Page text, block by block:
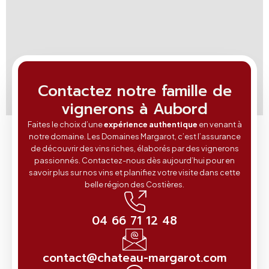
Contactez notre famille de
vignerons à Aubord
Faites le choix d’uneexpérience authentique en venant à
notre domaine. Les Domaines Margarot, c’est l’assurance
de découvrir des vins riches, élaborés par des vignerons
passionnés. Contactez-nous dès aujourd’hui pour en
savoir plus sur nos vins et planifiez votre visite dans cette
belle région des Costières.
04 66 71 12 48
contact@chateau-margarot.com